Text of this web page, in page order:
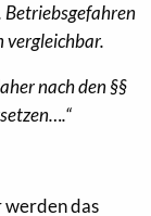
Betriebsgefahren
vergleichbar.
nach den §§
werden das